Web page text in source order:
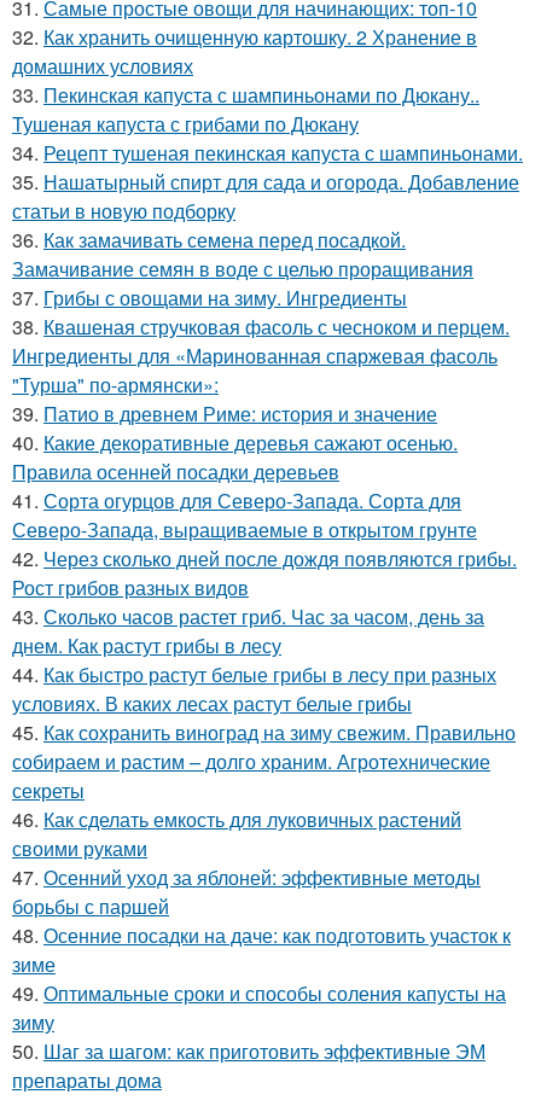
31. Самые простые овощи для начинающих: топ-10
32. Как хранить очищенную картошку. 2 Хранение в
домашних условиях
33. Пекинская капуста с шампиньонами по Дюкану..
Тушеная капуста с грибами по Дюкану
34. Рецепт тушеная пекинская капуста с шампиньонами.
35. Нашатырный спирт для сада и огорода. Добавление
статьи в новую подборку
36. Как замачивать семена перед посадкой.
Замачивание семян в воде с целью проращивания
37. Грибы с овощами на зиму. Ингредиенты
38. Квашеная стручковая фасоль с чесноком и перцем.
Ингредиенты для «Маринованная спаржевая фасоль
"Турша" по-армянски»:
39. Патио в древнем Риме: история и значение
40. Какие декоративные деревья сажают осенью.
Правила осенней посадки деревьев
41. Сорта огурцов для Северо-Запада. Сорта для
Северо-Запада, выращиваемые в открытом грунте
42. Через сколько дней после дождя появляются грибы.
Рост грибов разных видов
43. Сколько часов растет гриб. Час за часом, день за
днем. Как растут грибы в лесу
44. Как быстро растут белые грибы в лесу при разных
условиях. В каких лесах растут белые грибы
45. Как сохранить виноград на зиму свежим. Правильно
собираем и растим – долго храним. Агротехнические
секреты
46. Как сделать емкость для луковичных растений
своими руками
47. Осенний уход за яблоней: эффективные методы
борьбы с паршей
48. Осенние посадки на даче: как подготовить участок к
зиме
49. Оптимальные сроки и способы соления капусты на
зиму
50. Шаг за шагом: как приготовить эффективные ЭМ
препараты дома